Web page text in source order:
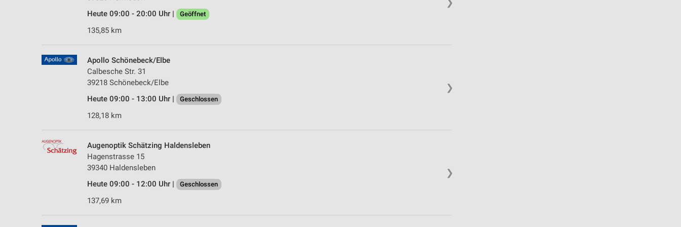
❯
Heute 09:00 - 20:00 Uhr |
Geöffnet
135,85 km
❯
Apollo Schönebeck/Elbe
Calbesche Str. 31
39218 Schönebeck/Elbe
Heute 09:00 - 13:00 Uhr |
Geschlossen
128,18 km
❯
Augenoptik Schätzing Haldensleben
Hagenstrasse 15
39340 Haldensleben
Heute 09:00 - 12:00 Uhr |
Geschlossen
137,69 km